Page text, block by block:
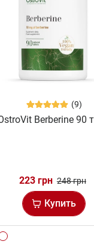
(9)
Berberine 90
223 грн 248 грн
Купить